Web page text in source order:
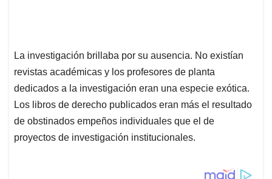
La investigación brillaba por su ausencia. No existían
revistas académicas y los profesores de planta
dedicados a la investigación eran una especie exótica.
Los libros de derecho publicados eran más el resultado
de obstinados empeños individuales que el de
proyectos de investigación institucionales.